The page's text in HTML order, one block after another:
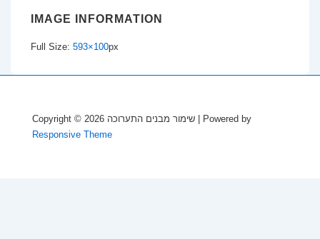
IMAGE INFORMATION
Full Size: 593×100px
Copyright © 2026
| Powered by
Responsive Theme